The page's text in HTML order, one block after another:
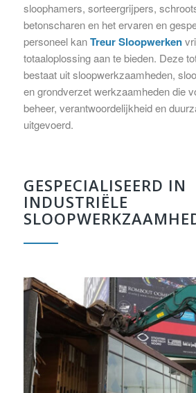
sloophamers, sorteergrijpers,
betonscharen en het ervaren en
personeel kanTreur Sloopwerken
totaaloplossing aan te bieden. Deze
bestaat uit sloopwerkzaamheden,
en grondverzet werkzaamheden die
beheer, verantwoordelijkheid en
uitgevoerd.
GESPECIALISEERD IN
INDUSTRIËLE